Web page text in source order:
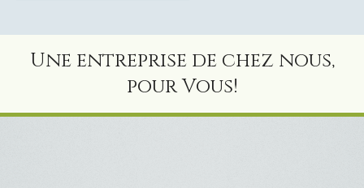
Une entreprise de chez nous,
pour Vous!